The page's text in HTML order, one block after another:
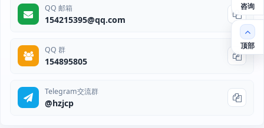
QQ 邮箱
154215395@qq.com
QQ 群
154895805
Telegram交流群
@hzjcp
咨询
顶部